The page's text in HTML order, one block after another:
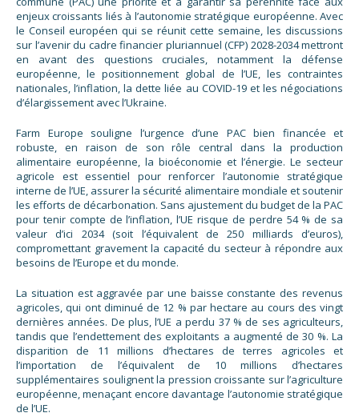
enjeux croissants liés à l’autonomie stratégique européenne. Avec
le Conseil européen qui se réunit cette semaine, les discussions
sur l’avenir du cadre financier pluriannuel (CFP) 2028-2034 mettront
en avant des questions cruciales, notamment la défense
européenne, le positionnement global de l’UE, les contraintes
nationales, l’inflation, la dette liée au COVID-19 et les négociations
d’élargissement avec l’Ukraine.
Farm Europe souligne l’urgence d’une PAC bien financée et
robuste, en raison de son rôle central dans la production
alimentaire européenne, la bioéconomie et l’énergie. Le secteur
agricole est essentiel pour renforcer l’autonomie stratégique
interne de l’UE, assurer la sécurité alimentaire mondiale et soutenir
les efforts de décarbonation. Sans ajustement du budget de la PAC
pour tenir compte de l’inflation, l’UE risque de perdre 54 % de sa
valeur d’ici 2034 (soit l’équivalent de 250 milliards d’euros),
compromettant gravement la capacité du secteur à répondre aux
besoins de l’Europe et du monde.
La situation est aggravée par une baisse constante des revenus
agricoles, qui ont diminué de 12 % par hectare au cours des vingt
dernières années. De plus, l’UE a perdu 37 % de ses agriculteurs,
tandis que l’endettement des exploitants a augmenté de 30 %. La
disparition de 11 millions d’hectares de terres agricoles et
l’importation de l’équivalent de 10 millions d’hectares
supplémentaires soulignent la pression croissante sur l’agriculture
européenne, menaçant encore davantage l’autonomie stratégique
de l’UE.